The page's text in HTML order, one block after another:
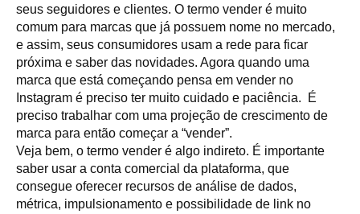
seus seguidores e clientes. O termo vender é muito
comum para marcas que já possuem nome no mercado,
e assim, seus consumidores usam a rede para ficar
próxima e saber das novidades. Agora quando uma
marca que está começando pensa em vender no
Instagram é preciso ter muito cuidado e paciência. É
preciso trabalhar com uma projeção de crescimento de
marca para então começar a “vender”.
Veja bem, o termo vender é algo indireto. É importante
saber usar a conta comercial da plataforma, que
consegue oferecer recursos de análise de dados,
métrica, impulsionamento e possibilidade de link no